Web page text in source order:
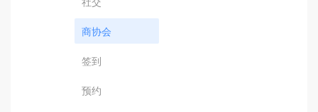
商协会
签到
预约